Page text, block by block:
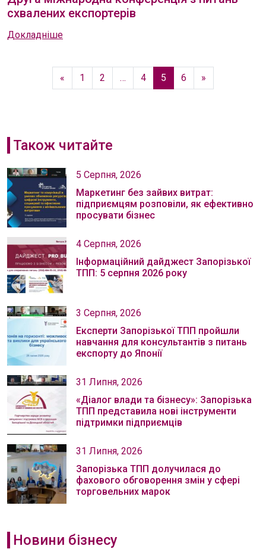
схвалених експортерів
Докладніше
« 1 2 … 4 5 6 »
Також читайте
5 Серпня, 2026
Маркетинг без зайвих витрат:
підприємцям розповіли, як ефективно
просувати бізнес
4 Серпня, 2026
Інформаційний дайджест Запорізької
ТПП: 5 серпня 2026 року
3 Серпня, 2026
Експерти Запорізької ТПП пройшли
навчання для консультантів з питань
експорту до Японії
31 Липня, 2026
«Діалог влади та бізнесу»: Запорізька
ТПП представила нові інструменти
підтримки підприємців
31 Липня, 2026
Запорізька ТПП долучилася до
фахового обговорення змін у сфері
торговельних марок
Новини бізнесу